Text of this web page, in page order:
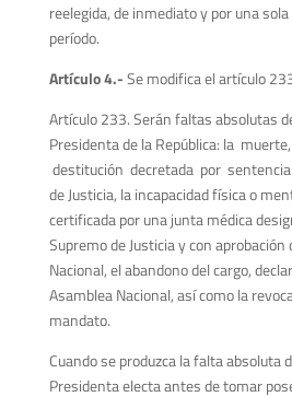
reelegida, de inmediato y por una
período.
Artículo 4.-Se modifica el artículo
Artículo 233. Serán faltas absolutas
Presidenta de la República: la
destitución decretada por
de Justicia, la incapacidad física o
certificada por una junta médica
Supremo de Justicia y con aprobación
Nacional, el abandono del cargo,
Asamblea Nacional, así como la
mandato.
Cuando se produzca la falta absoluta
Presidenta electa antes de tomar